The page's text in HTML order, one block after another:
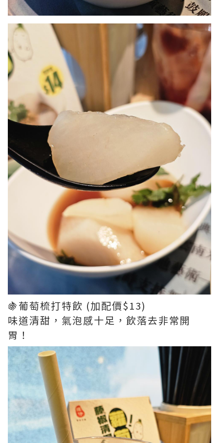
🍇葡萄梳打特飲 (加配價$13)
味道清甜，氣泡感十足，飲落去非常開
胃！